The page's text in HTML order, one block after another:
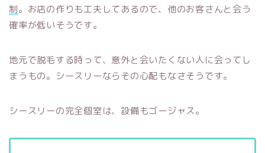
制。お店の作りも工夫してあるので、他のお客さんと会う
確率が低いそうです。
地元で脱毛する時って、意外と会いたくない人に会ってし
まうもの。シースリーならその心配もなさそうです。
シースリーの完全個室は、設備もゴージャス。